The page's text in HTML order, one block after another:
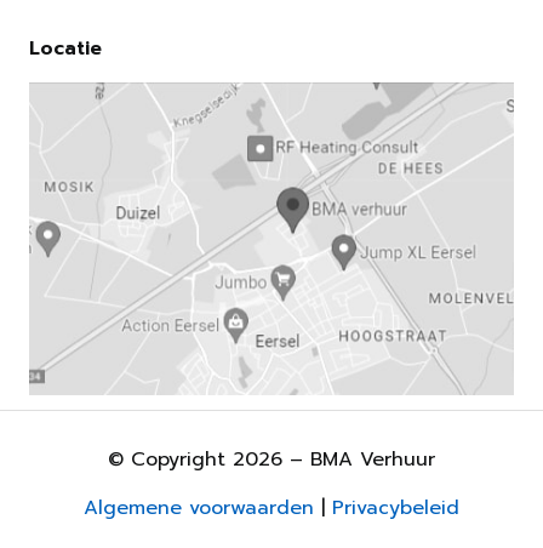
Locatie
© Copyright 2026 – BMA Verhuur
Algemene voorwaarden
Privacybeleid